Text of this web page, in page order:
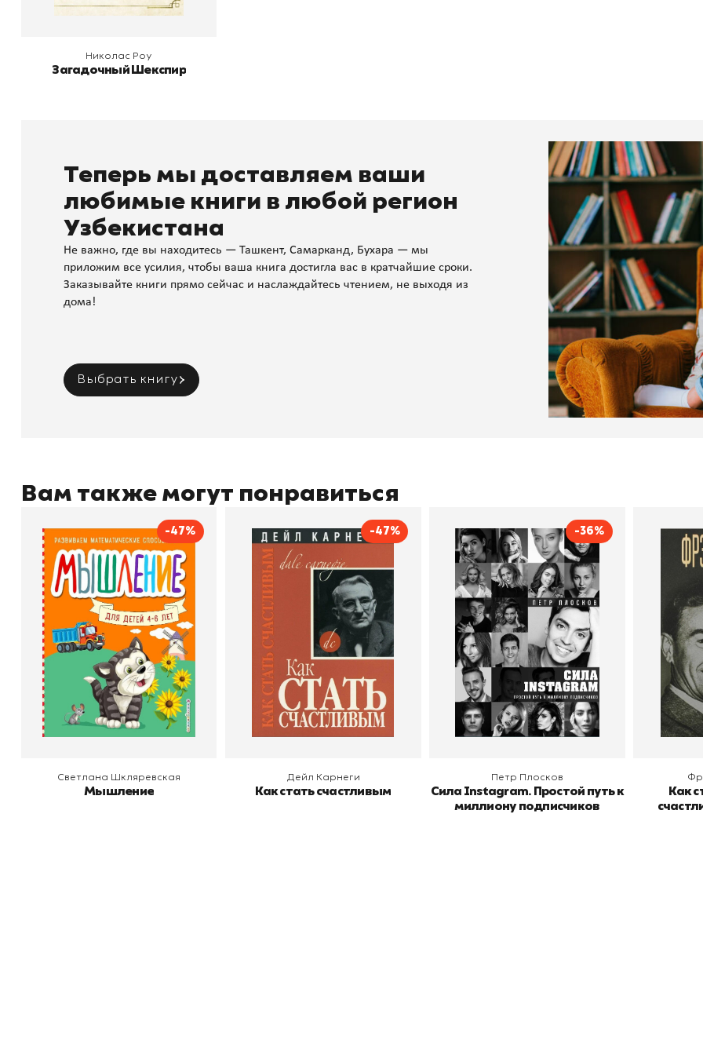
Николас Роу
Загадочный Шекспир
Теперь мы доставляем ваши
любимые книги в любой регион
Узбекистана
Не важно, где вы находитесь — Ташкент, Самарканд, Бухара — мы
приложим все усилия, чтобы ваша книга достигла вас в кратчайшие сроки.
Заказывайте книги прямо сейчас и наслаждайтесь чтением, не выходя из
дома!
Выбрать книгу
Вам также могут понравиться
-47%
Мышление
Автор
Светлана Шкляревская
Издательство
Эксмодетство
В корзину
Светлана Шкляревская
Мышление
-47%
Как стать счастливым
Автор
Дейл Карнеги
Издательство
Попурри, Минск
В корзину
Дейл Карнеги
Как стать счастливым
-36%
Сила Instagram. Простой
путь к миллиону
подписчиков
Автор
Петр Плосков
Издательство
Бомбора
В корзину
Петр Плосков
Сила Instagram. Простой путь к
миллиону подписчиков
Как
В
Как